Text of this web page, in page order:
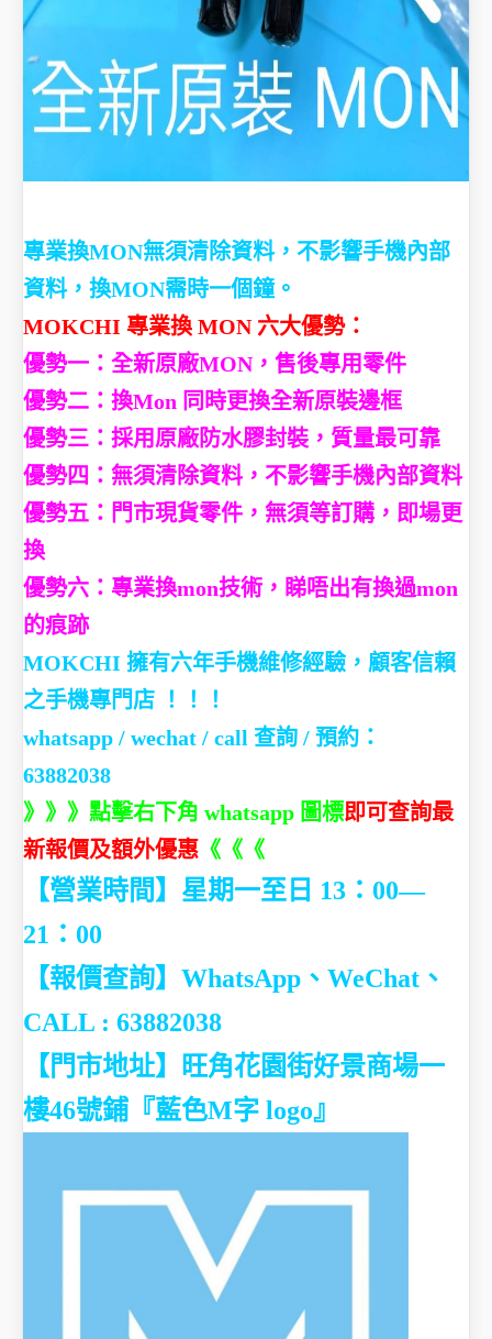
專業換MON無須清除資料，不影響手機內部
資料， 換MON需時一個鐘。
MOKCHI 專業換 MON 六大優勢：
優勢一：全新原廠MON，售後專用零件
優勢二：換Mon 同時更換全新原裝邊框
優勢三：採用原廠防水膠封裝，質量最可靠
優勢四：無須清除資料，不影響手機內部資料
優勢五：門市現貨零件，無須等訂購，即場更
換
優勢六：專業換mon技術，睇唔出有換過mon
的痕跡
MOKCHI 擁有六年手機維修經驗，顧客信賴
之手機專門店 ！！！
whatsapp / wechat / call 查詢 / 預約：
63882038
》》》點擊右下角 whatsapp 圖標即可查詢最
新報價及額外優惠 《《《
【營業時間】星期一至日 13：00—
21：00
【報價查詢】WhatsApp、WeChat、
CALL : 63882038
【門市地址】
旺角花園街好景商場一
樓46號鋪『藍色M字 logo』